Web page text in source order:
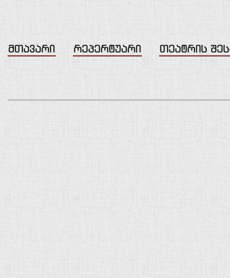
მთავარი რეპერტუარი თეატრის